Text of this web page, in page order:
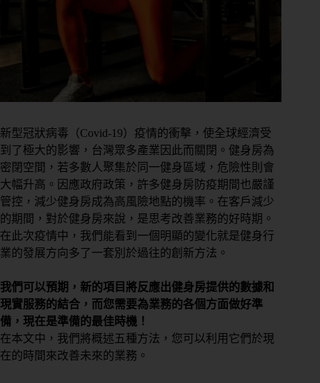
新型冠狀病毒（Covid-19）疫情的衝擊，使全球經濟受
到了極大的影響，台灣眾多產業因此而關閉。健身房為
密閉空間，若多數人聚集於同一健身區域，危險性則會
大幅升高。因應政府政策，許多健身房防疫期間也嚴謹
管控，減少健身房成為高風險地點的機率。在客戶減少
的期間，對於健身房來說，是思考改善業務的好時期。
在此次疫情中，我們能看到一個明顯的變化就是健身行
業的發展方向多了一套別於過往的創新方法。
我們可以預期，新的項目將反應出健身房提供的數據和
現實服務的結合，而您需要為業務的各個方面做好準
備，現在是準備的最佳時機！
在本文中，我們將概述五種方法，您可以利用它們於現
在的時間來改善未來的業務。